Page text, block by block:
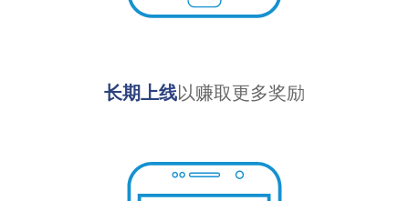
长期上线以赚取更多奖励